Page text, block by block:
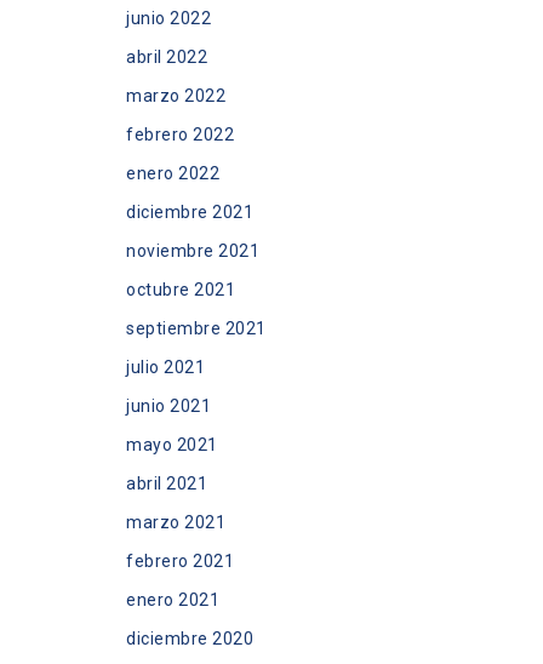
junio 2022
abril 2022
marzo 2022
febrero 2022
enero 2022
diciembre 2021
noviembre 2021
octubre 2021
septiembre 2021
julio 2021
junio 2021
mayo 2021
abril 2021
marzo 2021
febrero 2021
enero 2021
diciembre 2020